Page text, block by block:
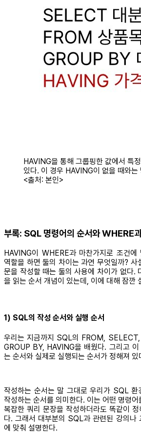
HAVING을 통해 그룹핑한 값에서 특
있다. 이 경우 HAVING이 없을 때와
<출처: 본인>
부록: SQL 명령어의 순서와 WHERE
HAVING이 WHERE과 마찬가지로 조건에
역할을 하면 둘의 차이는 과연 무엇일까? 사
문을 작성할 때는 둘의 사용에 차이가 없다.
을 읽는 순서 개념이 있는데, 이에 대해 잠깐
1) SQL의 작성 순서와 실행 순서
우리는 지금까지 SQL의 FROM,
GROUP BY, HAVING을 배웠다. 그리고 이
는 순서와 실제로 실행되는 순서가 정해져 있
작성하는 순서는 말 그대로 우리가 SQL 환
작성하는 순서를 의미한다. 이는 어떤 명령
복잡한 쿼리 문장을 작성하더라도 똑같이 정
다. 그래서 대부분의 SQL과 관련된 강의나
에 맞춰 설명한다.